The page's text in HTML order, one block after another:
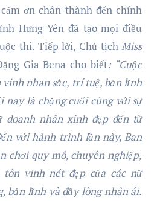
ơn chân thành đến chính
Hưng Yên đã tạo mọi điều
thi. Tiếp lời, Chủ tịchMiss
Gia Bena cho biết: “Cuộc
nhan sắc, trí tuệ, bản lĩnh
nay là chặng cuối cùngvới sự
doanh nhân xinh đẹp đến từ
với hành trình lần này, Ban
chơi quy mô, chuyên nghiệp,
tôn vinh nét đẹp của các nữ
bản lĩnh và đầy lòng nhân ái.